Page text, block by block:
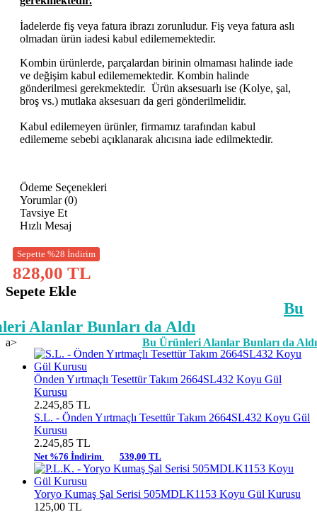
İadelerde fiş veya fatura ibrazı zorunludur. Fiş veya fatura aslı
olmadan ürün iadesi kabul edilememektedir.
Kombin ürünlerde, parçalardan birinin olmaması halinde iade
ve değişim kabul edilememektedir. Kombin halinde
gönderilmesi gerekmektedir. Ürün aksesuarlı ise (Kolye, şal,
broş vs.) mutlaka aksesuarı da geri gönderilmelidir.
Kabul edilemeyen ürünler, firmamız tarafından kabul
edilememe sebebi açıklanarak alıcısına iade edilmektedir.
Ödeme Seçenekleri
Yorumlar (0)
Tavsiye Et
Hızlı Mesaj
Sepette %28 İndirim
828,00 TL
Sepete Ekle
Bu
Alanlar Bunları da Aldı
Bu Ürünleri Alanlar Bunları da Aldı
a>
Önden Yırtmaçlı Tesettür Takım 2664SL432 Koyu Gül
Kurusu
2.245,85 TL
S.L. - Önden Yırtmaçlı Tesettür Takım 2664SL432 Koyu Gül
Kurusu
2.245,85 TL
Net %76 İndirim 539,00 TL
Yoryo Kumaş Şal Serisi 505MDLK1153 Koyu Gül Kurusu
125,00 TL